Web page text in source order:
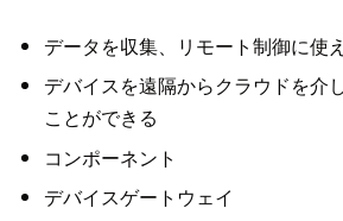
データを収集、リモート制御に使
デバイスを遠隔からクラウドを介
ことができる
コンポーネント
デバイスゲートウェイ